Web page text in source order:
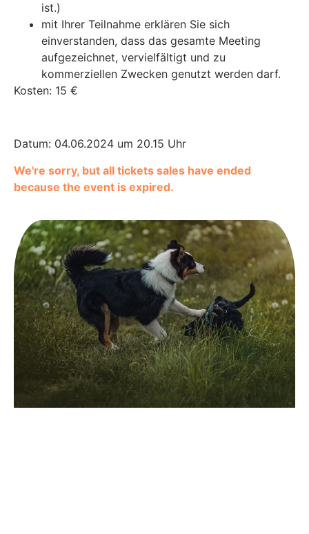
ist.)
mit Ihrer Teilnahme erklären Sie sich
einverstanden, dass das gesamte Meeting
aufgezeichnet, vervielfältigt und zu
kommerziellen Zwecken genutzt werden darf.
Kosten: 15 €
Datum: 04.06.2024 um 20.15 Uhr
We're sorry, but all tickets sales have ended
because the event is expired.